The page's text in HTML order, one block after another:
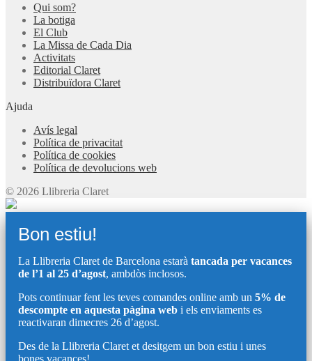
Qui som?
La botiga
El Club
La Missa de Cada Dia
Activitats
Editorial Claret
Distribuïdora Claret
Ajuda
Avís legal
Política de privacitat
Política de cookies
Política de devolucions web
© 2026 Llibreria Claret
Bon estiu!
La Llibreria Claret de Barcelona estarà tancada per vacances
de l’1 al 25 d’agost, ambdòs inclosos.
Pots continuar fent les teves comandes online amb un 5% de
descompte en aquesta pàgina web i els enviaments es
reactivaran dimecres 26 d’agost.
Des de la Llibreria Claret et desitgem un bon estiu i unes
bones vacances!